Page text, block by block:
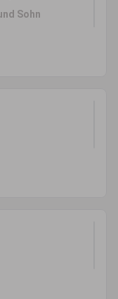
Sohn